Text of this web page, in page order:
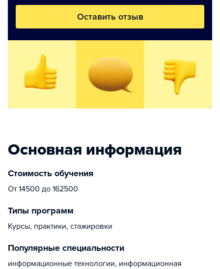
Оставить отзыв
Основная информация
Стоимость обучения
От 14500 до 162500
Типы программ
Курсы, практики, стажировки
Популярные специальности
информационные технологии, информационная